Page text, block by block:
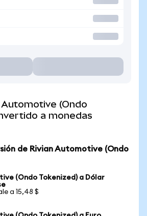
Automotive (Ondo
a monedas
de Rivian Automotive (Ondo
(Ondo Tokenized) a Dólar
a 15,48 $